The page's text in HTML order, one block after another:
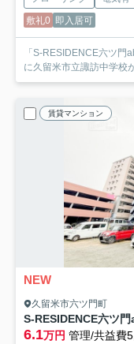
敷礼0 即入居可
「S-RESIDENCE六ツ
に久留米市立諏訪中学校
賃貸マンション
NEW
久留米市六ツ門町
S-RESIDENCE六ツ
6.1万円 管理/共益費